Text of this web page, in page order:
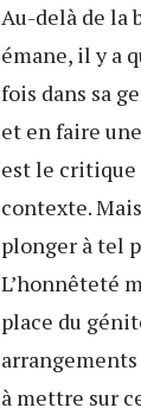
Au-delà de la
émane, il y a
fois dans sa
et en faire
est le critique
contexte.
plonger à tel
L’honnêteté
place du
à mettre sur